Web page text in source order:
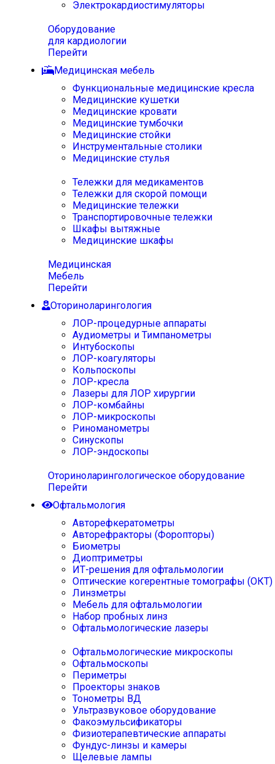
Электрокардиостимуляторы
Оборудование
для кардиологии
Перейти
Медицинская мебель
Функциональные медицинские кресла
Медицинские кушетки
Медицинские кровати
Медицинские тумбочки
Медицинские стойки
Инструментальные столики
Медицинские стулья
Тележки для медикаментов
Тележки для скорой помощи
Медицинские тележки
Транспортировочные тележки
Шкафы вытяжные
Медицинские шкафы
Медицинская
Мебель
Перейти
Оториноларингология
ЛОР-процедурные аппараты
Аудиометры и Тимпанометры
Интубоскопы
ЛОР-коагуляторы
Кольпоскопы
ЛОР-кресла
Лазеры для ЛОР хирургии
ЛОР-комбайны
ЛОР-микроскопы
Риноманометры
Синускопы
ЛОР-эндоскопы
Оториноларингологическое оборудование
Перейти
Офтальмология
Авторефкератометры
Авторефракторы (Форопторы)
Биометры
Диоптриметры
ИТ-решения для офтальмологии
Оптические когерентные томографы (ОКТ)
Линзметры
Мебель для офтальмологии
Набор пробных линз
Офтальмологические лазеры
Офтальмологические микроскопы
Офтальмоскопы
Периметры
Проекторы знаков
Тонометры ВД
Ультразвуковое оборудование
Факоэмульсификаторы
Физиотерапевтические аппараты
Фундус-линзы и камеры
Щелевые лампы